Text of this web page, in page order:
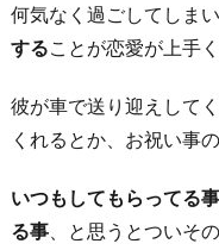
ほ
ど
く
尽
く
す
何気なく過ごしてしま
することが恋愛が上手
彼が車で送り迎えして
くれるとか、お祝い事
いつもしてもらってる事
る事 、と思うとついそ